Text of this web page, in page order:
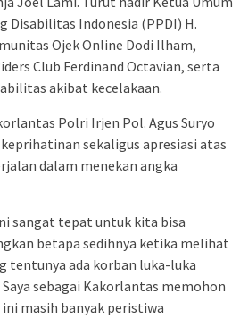
Disabilitas Indonesia (PPDI) H.
Ojek Online Dodi Ilham,
Club Ferdinand Octavian, serta
akibat kecelakaan.
Polri Irjen Pol. Agus Suryo
sekaligus apresiasi atas
dalam menekan angka
sangat tepat untuk kita bisa
betapa sedihnya ketika melihat
tentunya ada korban luka-luka
sebagai Kakorlantas memohon
masih banyak peristiwa